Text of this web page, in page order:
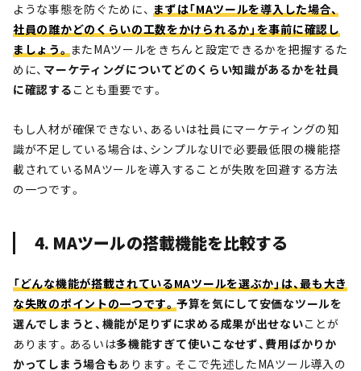
ような事態を防ぐために、まずは「MAツールを導入した場合、
社員の誰かどのくらいの工数をかけられるか」を事前に確認し
ましょう。またMAツールをきちんと設定できるかを把握するた
めに、 マーケティングについてどのくらい知識があるかを社員
に確認する ことも重要です。
もし人材が確保できない、あるいは社員にマーケティングの知
識が不足している場合は、シンプルなUIで必要最低限の機能搭
載されているMAツールを導入することが失敗を回避する方法
の一つです。
4. MAツールの搭載機能を比較する
「どんな機能が搭載されているMAツールを選ぶか」は、最も大き
な失敗のポイントの一つです。予算を気にして安価なツールを
選んでしまうと、機能が足りずに求める成果が出せないことが
あります。あるいは多機能すぎて使いこなせず、費用ばかりか
かってしまう場合も あります。そこで先述したMAツール導入の